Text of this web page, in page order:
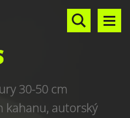
30-50 cm
kahanu, autorský